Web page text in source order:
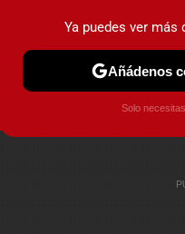
PRUEBAS COCHES
Ya puedes ver
Añádenos
Solo